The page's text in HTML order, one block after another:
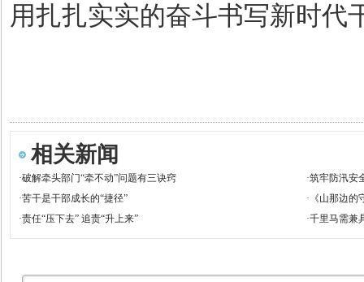
用扎扎实实的奋斗书写新时代
相关新闻
·破解牵头部门“牵不动”问题有三诀窍 ·筑牢防汛安
·苦干是干部成长的“捷径” · 《山那边
·责任“压下去” 追责“升上来” ·千里马需兼